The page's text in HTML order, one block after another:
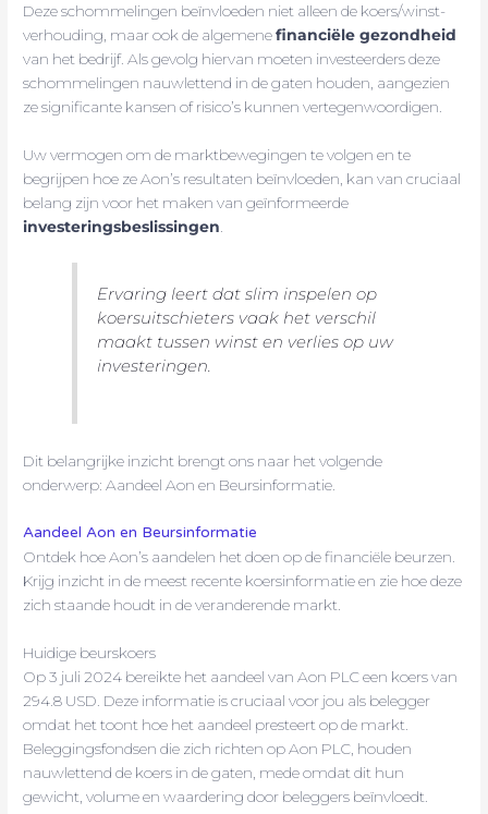
Deze schommelingen beïnvloeden niet alleen de koers/winst-
verhouding, maar ook de algemenefinanciële gezondheid
van het bedrijf. Als gevolg hiervan moeten investeerders deze
schommelingen nauwlettend in de gaten houden, aangezien
ze significante kansen of risico’s kunnen vertegenwoordigen.
Uw vermogen om de marktbewegingen te volgen en te
begrijpen hoe ze Aon’s resultaten beïnvloeden, kan van cruciaal
belang zijn voor het maken van geïnformeerde
investeringsbeslissingen
Ervaring leert dat slim inspelen op
koersuitschieters vaak het verschil
maakt tussen winst en verlies op uw
investeringen.
Dit belangrijke inzicht brengt ons naar het volgende
onderwerp: Aandeel Aon en Beursinformatie.
Aandeel Aon en Beursinformatie
Ontdek hoe Aon’s aandelen het doen op de financiële beurzen.
Krijg inzicht in de meest recente koersinformatie en zie hoe deze
zich staande houdt in de veranderende markt.
Huidige beurskoers
Op 3 juli 2024 bereikte het aandeel van Aon PLC een koers van
294.8 USD. Deze informatie is cruciaal voor jou als belegger
omdat het toont hoe het aandeel presteert op de markt.
Beleggingsfondsen die zich richten op Aon PLC, houden
nauwlettend de koers in de gaten, mede omdat dit hun
gewicht, volume en waardering door beleggers beïnvloedt.